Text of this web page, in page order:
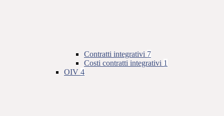
Contratti integrativi 7
Costi contratti integrativi 1
OIV 4